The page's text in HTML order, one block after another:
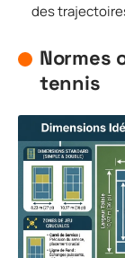
des
Normes
tennis